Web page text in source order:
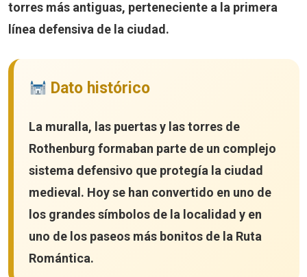
torres más antiguas, perteneciente a la primera
línea defensiva de la ciudad.
Dato histórico
La muralla, las puertas y las torres de
Rothenburg formaban parte de un complejo
sistema defensivo que protegía la ciudad
medieval. Hoy se han convertido en uno de
los grandes símbolos de la localidad y en
uno de los paseos más bonitos de la Ruta
Romántica.